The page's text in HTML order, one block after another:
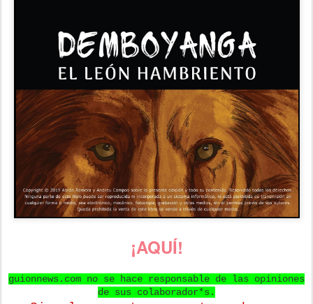
¡AQUÍ!
guionnews.com no se hace responsable de las opiniones
de sus colaborador*s.